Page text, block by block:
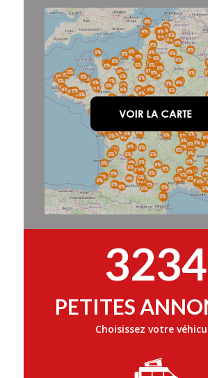
3234
PETITES
Choisissez votre